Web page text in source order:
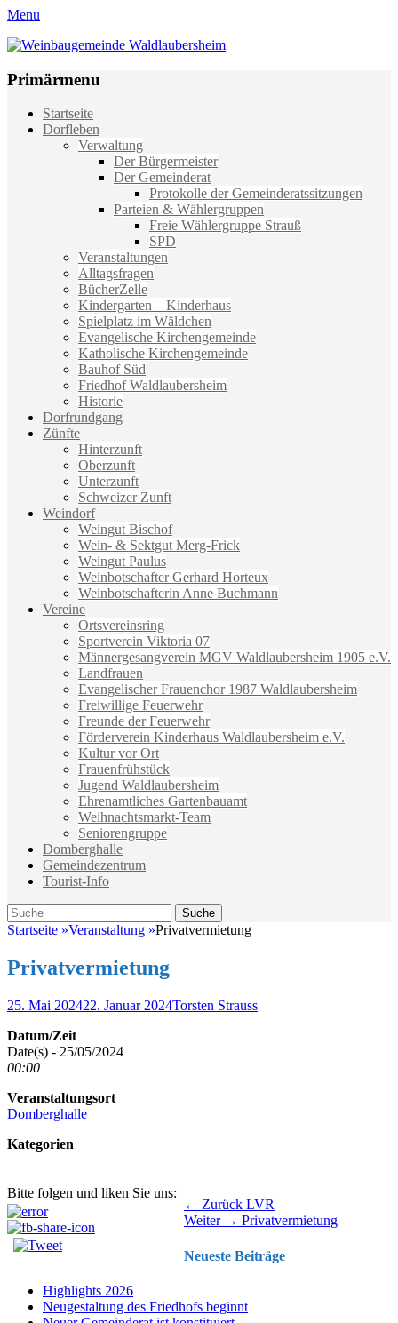
Menu
Weinbaugemeinde Waldlaubersheim
Primärmenu
Weiter
zum
Startseite
Dorfleben
Verwaltung
Der Bürgermeister
Der Gemeinderat
Protokolle der Gemeinderatssitzungen
Parteien & Wählergruppen
Freie Wählergruppe Strauß
SPD
Veranstaltungen
Alltagsfragen
BücherZelle
Kindergarten – Kinderhaus
Spielplatz im Wäldchen
Evangelische Kirchengemeinde
Katholische Kirchengemeinde
Bauhof Süd
Friedhof Waldlaubersheim
Historie
Dorfrundgang
Zünfte
Hinterzunft
Oberzunft
Unterzunft
Schweizer Zunft
Weindorf
Weingut Bischof
Wein- & Sektgut Merg-Frick
Weingut Paulus
Weinbotschafter Gerhard Horteux
Weinbotschafterin Anne Buchmann
Vereine
Ortsvereinsring
Sportverein Viktoria 07
Männergesangverein MGV Waldlaubersheim 1905 e.V.
Landfrauen
Evangelischer Frauenchor 1987 Waldlaubersheim
Freiwillige Feuerwehr
Freunde der Feuerwehr
Förderverein Kinderhaus Waldlaubersheim e.V.
Kultur vor Ort
Frauenfrühstück
Jugend Waldlaubersheim
Ehrenamtliches Gartenbauamt
Weihnachtsmarkt-Team
Seniorengruppe
Domberghalle
Gemeindezentrum
Tourist-Info
Suche
Suche
nach:
Startseite »Veranstaltung »Privatvermietung
Privatvermietung
Veröffentlicht
25. Mai 202422. Januar 2024Autor
Torsten Strauss
Datum/Zeit
Date(s) - 25/05/2024
00:00
Veranstaltungsort
Domberghalle
Kategorien
Bitte folgen und liken Sie uns:
Beitragsnavigation ← Zurück Vorhergehender
Beitrag:
LVR
Weiter → Nächster
Privatvermietung
Neueste Beiträge
Highlights 2026
Neugestaltung des Friedhofs beginnt